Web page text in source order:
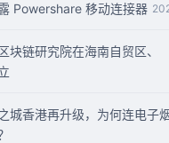
Powershare 移动连接器
块链研究院在海南自贸区、
城香港再升级，为何连电子